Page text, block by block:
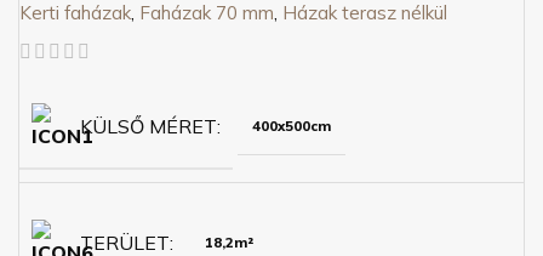
Kerti faházak, Faházak 70 mm, Házak terasz nélkül
KÜLSŐ MÉRET 400x500cm
TERÜLET 18,2m²